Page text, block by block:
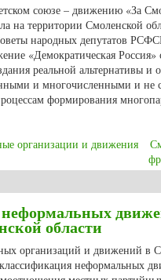
союзе – движению «За
на территории Смоленской
народных депутатов
«Демократическая Россия»
реальной альтернативы
и многочисленными и не
формирования
организации и движения
области
организаций и движений в
неформальных